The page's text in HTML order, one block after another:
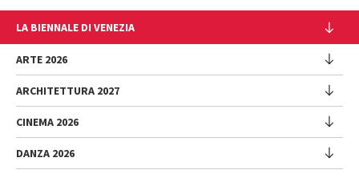
LA BIENNALE DI VENEZIA
L'Istituzione
Cariche istituzionali
Storia
Luoghi
Sponsorship
ARTE 2026
Esposizione
Intervento di Pietrangelo Buttafuoco
Intervento di Koyo Kouoh / La squadra di Koyo Kouoh
ARCHITETTURA 2027
Mostra
Partecipazioni Nazionali (procedura)
CINEMA 2026
Mostra
DANZA 2026